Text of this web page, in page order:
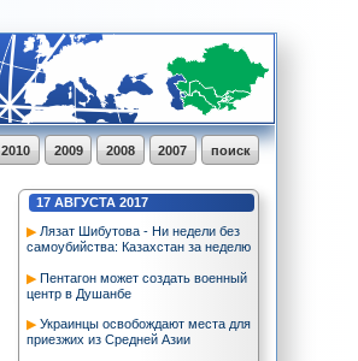
поиск
2007
2008
2009
2010
17 АВГУСТА 2017
Лязат Шибутова - Ни недели без
самоубийства: Казахстан за неделю
Пентагон может создать военный
центр в Душанбе
Украинцы освобождают места для
приезжих из Средней Азии